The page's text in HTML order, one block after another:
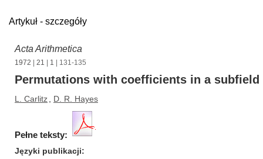
Artykuł - szczegóły
Acta Arithmetica
1972 21 1 | 131-135
Permutations with coefficients in a subfield
L. Carlitz D. R. Hayes
Pełne teksty:
Języki publikacji